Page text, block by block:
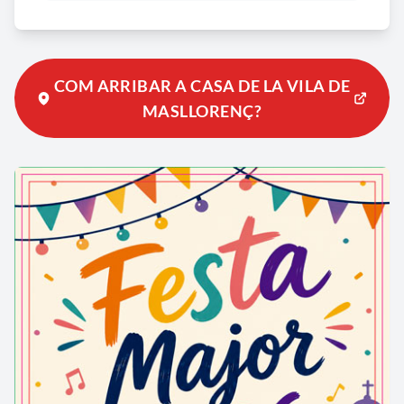
l’Hble. Sra. Joana Ortega, vicepresidenta del
inaugurar la nova infraestructura acompanyada per
l’I.ltre. Sr. Joaquim Nin, Delegat del Govern de la
Tarragona. Les instal·lacions, però, no van entrar en
funcionament fins el dia 16 de març d’aquell mateix
mes.
L’edifici consta de tres plantes i ocupa una parcel·la
de 394,61 m2 de superfície de forma triangular amb
una línia de façana circular de 29,05 m.
COM ARRIBAR A CASA DE LA VILA DE
MASLLORENÇ?